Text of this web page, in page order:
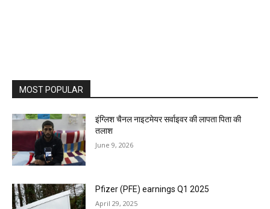
MOST POPULAR
इंग्लिश चैनल नाइटमेयर सर्वाइवर की लापता पिता की
तलाश
June 9, 2026
Pfizer (PFE) earnings Q1 2025
April 29, 2025